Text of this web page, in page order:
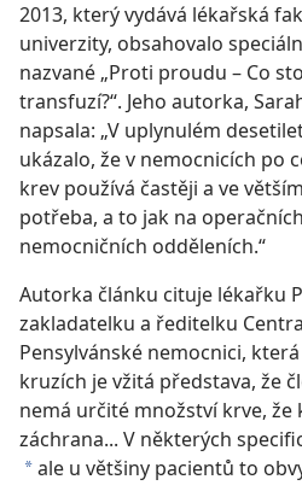
2013, který vydává lékařská
univerzity, obsahovalo
nazvané „Proti proudu – Co
transfuzí?“. Jeho autorka,
napsala: „V uplynulém
ukázalo, že v nemocnicích po
krev používá častěji a ve
potřeba, a to jak na
nemocničních odděleních.“
Autorka článku cituje lékařku
zakladatelku a ředitelku
Pensylvánské nemocnici,
kruzích je vžitá představa, že
nemá určité množství krve, že
záchrana... V některých
aale u většiny pacientů to